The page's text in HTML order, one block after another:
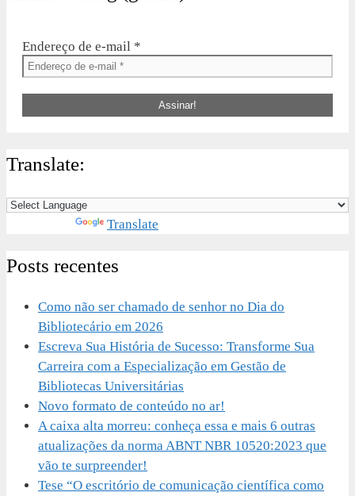
Endereço de e-mail *
Translate:
Translate
Posts recentes
Como não ser chamado de senhor no Dia do
Bibliotecário em 2026
Escreva Sua História de Sucesso: Transforme Sua
Carreira com a Especialização em Gestão de
Bibliotecas Universitárias
Novo formato de conteúdo no ar!
A caixa alta morreu: conheça essa e mais 6 outras
atualizações da norma ABNT NBR 10520:2023 que
vão te surpreender!
Tese “O escritório de comunicação científica como